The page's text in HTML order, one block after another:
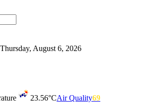
August 6, 2026
23.56°CAir Quality69